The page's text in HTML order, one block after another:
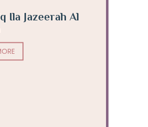
Ila Jazeerah Al